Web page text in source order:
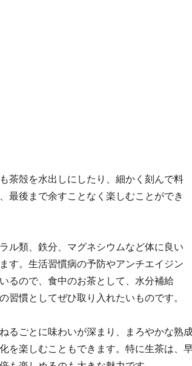
茶殻を水出しにしたり、細かく刻んで料
最後まで余すことなく楽しむことができ
ル類、鉄分、マグネシウムなど体に良い
す。生活習慣病の予防やアンチエイジン
るので、食中のお茶として、水分補給
習慣としてぜひ取り入れたいものです。
るごとに味わいが深まり、まろやかな熟
を楽しむこともできます。特に生茶は、